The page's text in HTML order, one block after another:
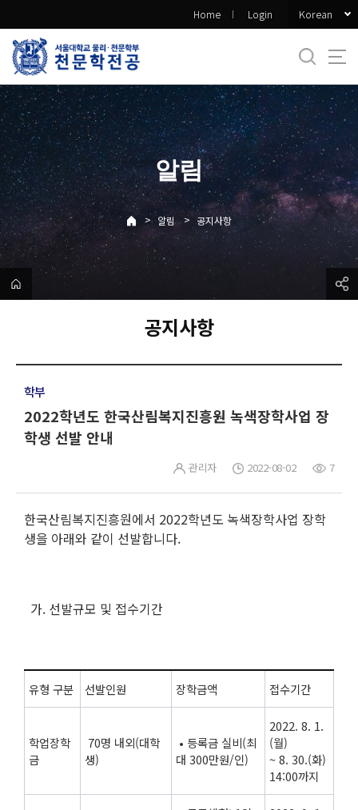
로
메
뉴
Home Login Korean
알림
> 알림 > 공지사항
공지사항
학부
2022학년도 한국산림복지진흥원 녹색장학사업 장
학생 선발 안내
관리자 2022-08-02 7
한국산림복지진흥원에서 2022학년도 녹색장학사업 장학
생을 아래와 같이 선발합니다.
가. 선발규모 및 접수기간
유형 구분 선발인원 장학금액 접수기간
학업장학
금
70명 내외(대학
생)
• 등록금 실비(최
대 300만원/인)
2022. 8. 1.
(월)
~ 8. 30.(화)
14:00까지